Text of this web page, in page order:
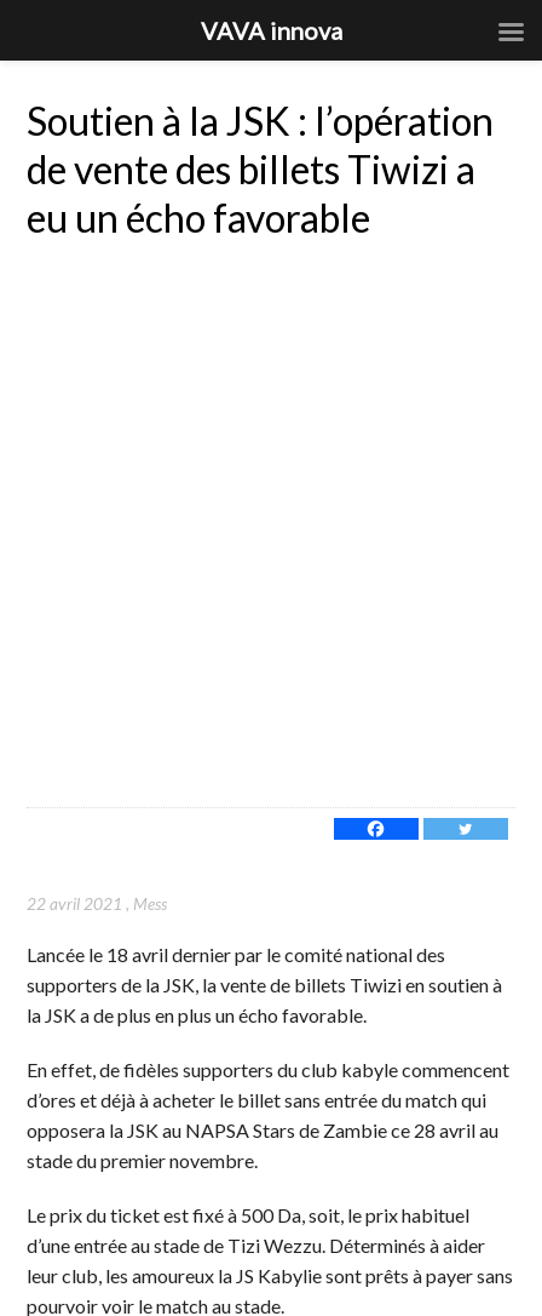
Soutien à la JSK : l’opération
de vente des billets Tiwizi a
eu un écho favorable
22 avril 2021 , Mess
Lancée le 18 avril dernier par le comité national des
supporters de la JSK, la vente de billets Tiwizi en soutien à
la JSK a de plus en plus un écho favorable.
En effet, de fidèles supporters du club kabyle commencent
d’ores et déjà à acheter le billet sans entrée du match qui
opposera la JSK au NAPSA Stars de Zambie ce 28 avril au
stade du premier novembre.
Le prix du ticket est fixé à 500 Da, soit, le prix habituel
d’une entrée au stade de Tizi Wezzu. Déterminés à aider
leur club, les amoureux la JS Kabylie sont prêts à payer sans
pourvoir voir le match au stade.
VAVA innova